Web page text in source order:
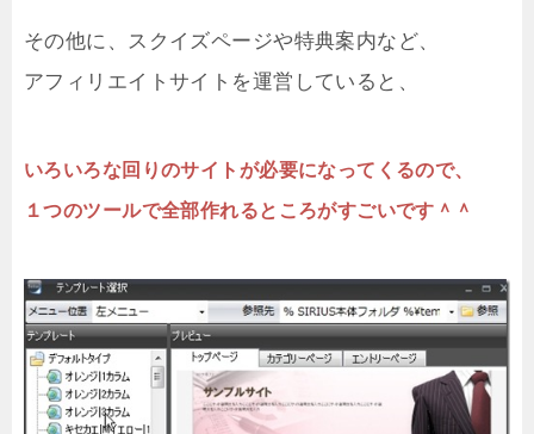
その他に、スクイズページや特典案内など、
アフィリエイトサイトを運営していると、
いろいろな回りのサイトが必要になってくるので、
１つのツールで全部作れるところがすごいです＾＾